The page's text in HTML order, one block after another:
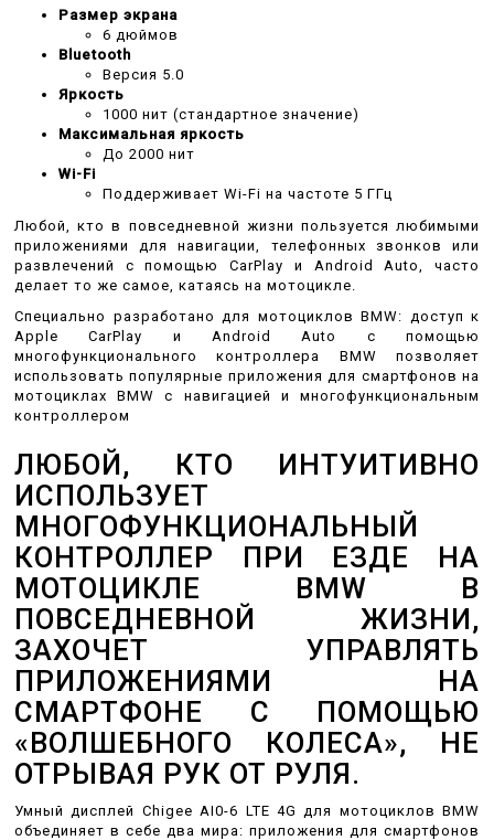
Размер экрана
6 дюймов
Bluetooth
Версия 5.0
Яркость
1000 нит (стандартное значение)
Максимальная яркость
До 2000 нит
Wi-Fi
Поддерживает Wi-Fi на частоте 5 ГГц
Любой, кто в повседневной жизни пользуется любимыми
приложениями для навигации, телефонных звонков или
развлечений с помощью CarPlay и Android Auto, часто
делает то же самое, катаясь на мотоцикле.
Специально разработано для мотоциклов BMW: доступ к
Apple CarPlay и Android Auto с помощью
многофункционального контроллера BMW позволяет
использовать популярные приложения для смартфонов на
мотоциклах BMW с навигацией и многофункциональным
контроллером
ЛЮБОЙ, КТО ИНТУИТИВНО
ИСПОЛЬЗУЕТ
МНОГОФУНКЦИОНАЛЬНЫЙ
КОНТРОЛЛЕР ПРИ ЕЗДЕ НА
МОТОЦИКЛЕ BMW В
ПОВСЕДНЕВНОЙ ЖИЗНИ,
ЗАХОЧЕТ УПРАВЛЯТЬ
ПРИЛОЖЕНИЯМИ НА
СМАРТФОНЕ С ПОМОЩЬЮ
«ВОЛШЕБНОГО КОЛЕСА», НЕ
ОТРЫВАЯ РУК ОТ РУЛЯ.
Умный дисплей Chigee AI0-6 LTE 4G для мотоциклов BMW
объединяет в себе два мира: приложения для смартфонов